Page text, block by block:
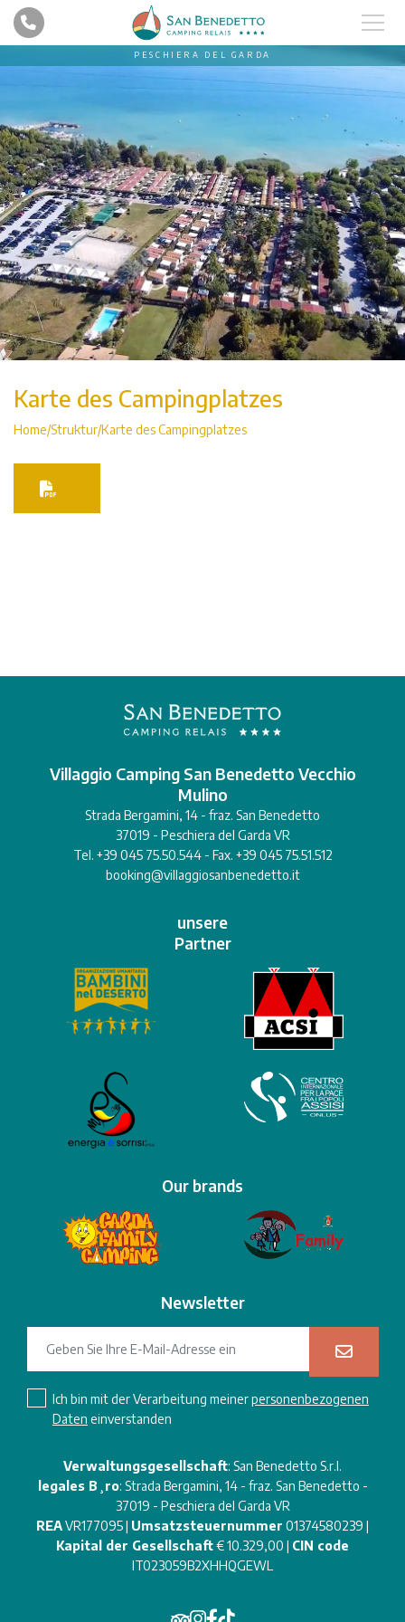
PESCHIERA DEL GARDA
Karte des Campingplatzes
Home Struktur Karte des Campingplatzes
Villaggio Camping San Benedetto Vecchio
Mulino
Strada Bergamini, 14 - fraz. San Benedetto
37019 - Peschiera del Garda VR
Tel. +39 045 75.50.544 - Fax. +39 045 75.51.512
booking@villaggiosanbenedetto.it
unsere
Partner
Our brands
Newsletter
Ich bin mit der Verarbeitung meinerpersonenbezogenen
Daten einverstanden
Verwaltungsgesellschaft: San Benedetto S.r.l.
legales B¸ro: Strada Bergamini, 14 - fraz. San Benedetto -
37019 - Peschiera del Garda VR
REAVR177095 | Umsatzsteuernummer 01374580239 |
Kapital der Gesellschaft€ 10.329,00 | CIN code
IT023059B2XHHQGEWL